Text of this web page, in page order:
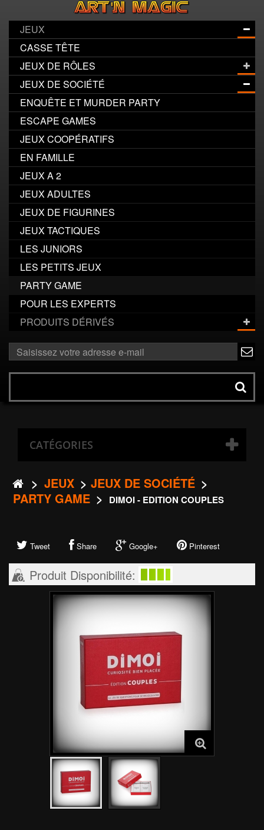
JEUX
CASSE TÊTE
JEUX DE RÔLES
JEUX DE SOCIÉTÉ
ENQUÊTE ET MURDER PARTY
ESCAPE GAMES
JEUX COOPÉRATIFS
EN FAMILLE
JEUX A 2
JEUX ADULTES
JEUX DE FIGURINES
JEUX TACTIQUES
LES JUNIORS
LES PETITS JEUX
PARTY GAME
POUR LES EXPERTS
PRODUITS DÉRIVÉS
Rechercher
produit
CATÉGORIES
> JEUX > JEUX DE SOCIÉTÉ >
PARTY GAME > DIMOI - EDITION COUPLES
Tweet Share Google+ Pinterest
Produit Disponibilité: